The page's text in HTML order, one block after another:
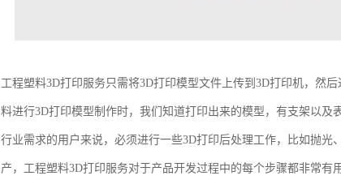
工程塑料3D打印服务只需将3D打印模型文件上传到3D打印机，然
料进行3D打印模型制作时，我们知道打印出来的模型，有支架以
行业需求的用户来说，必须进行一些3D打印后处理工作，比如抛
产，工程塑料3D打印服务对于产品开发过程中的每个步骤都非常有用